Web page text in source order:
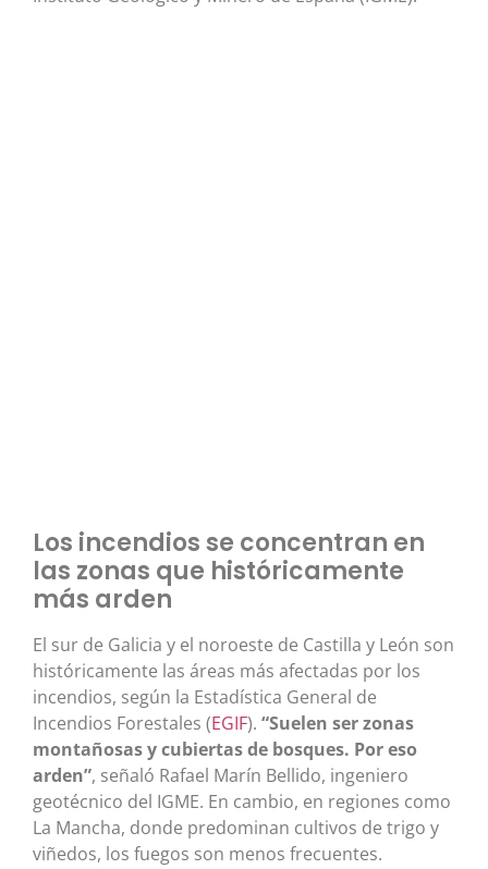
Los incendios se concentran en
las zonas que históricamente
más arden
El sur de Galicia y el noroeste de Castilla y León son
históricamente las áreas más afectadas por los
incendios, según la Estadística General de
Incendios Forestales (EGIF). “Suelen ser zonas
montañosas y cubiertas de bosques. Por eso
arden”, señaló Rafael Marín Bellido, ingeniero
geotécnico del IGME. En cambio, en regiones como
La Mancha, donde predominan cultivos de trigo y
viñedos, los fuegos son menos frecuentes.